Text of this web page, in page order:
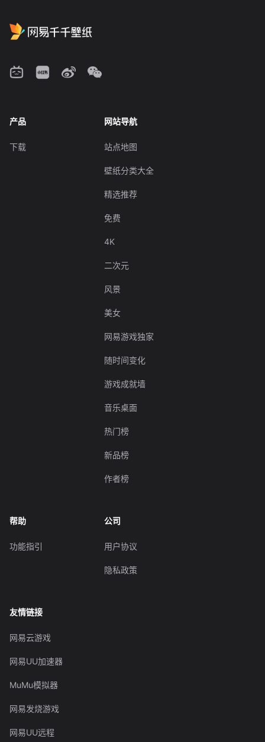
产品
下载
网站导航
站点地图
壁纸分类大全
精选推荐
免费
4K
二次元
风景
美女
网易游戏独家
随时间变化
游戏成就墙
音乐桌面
热门榜
新品榜
作者榜
帮助
功能指引
公司
用户协议
隐私政策
友情链接
网易云游戏
网易UU加速器
MuMu模拟器
网易发烧游戏
网易UU远程